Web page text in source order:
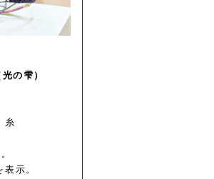
の雫）
糸
示。